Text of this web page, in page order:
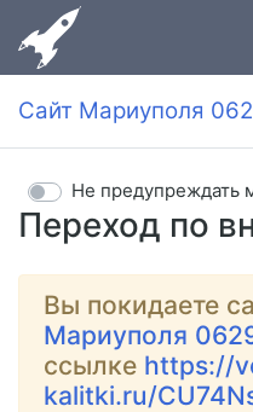
Сайт Мариуполя
Переход по
Не предупреждать
Вы покидаете
Мариуполя
ссылке https://
kalitki.ru/